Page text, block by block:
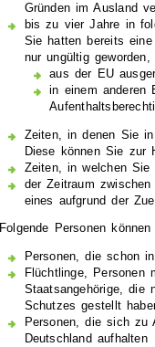
Gründen im Ausland
bis zu vier Jahre in
Sie hatten bereits eine
nur ungültig
aus der EU
in einem anderen
Zeiten, in denen Sie
Diese können Sie zur
Zeiten, in welchen Sie
der Zeitraum
eines aufgrund der
Folgende Personen
Personen, die schon
Flüchtlinge, Personen
Staatsangehörige, die
Schutzes gestellt
Personen, die sich zu
Deutschland aufhalten